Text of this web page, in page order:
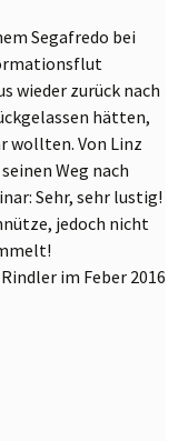
Segafredo bei
wieder zurück nach
hätten,
wollten. Von Linz
Weg nach
Sehr, sehr lustig!
jedoch nicht
im Feber 2016